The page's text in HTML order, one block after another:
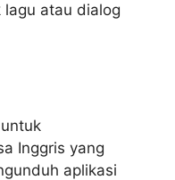
lagu atau dialog
Inggris yang
aplikasi